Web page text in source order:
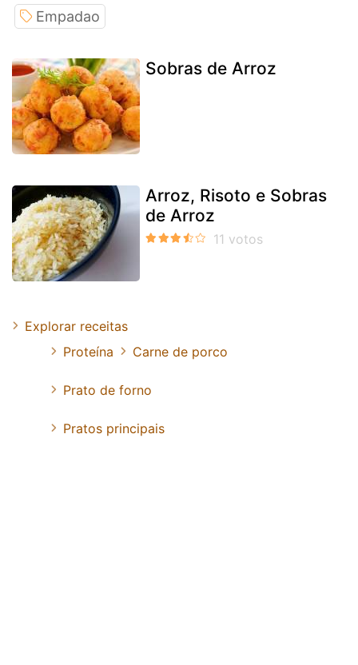
Empadao
Sobras de Arroz
Arroz, Risoto e Sobras
de Arroz
Explorar receitas
Proteína
Carne de porco
Prato de forno
Pratos principais